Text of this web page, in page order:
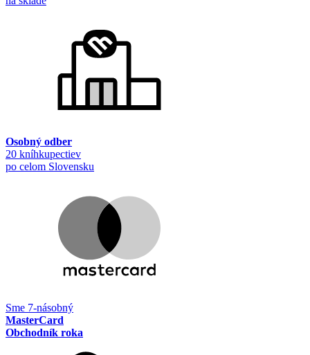
Osobný odber
20 kníhkupectiev
po celom Slovensku
Sme 7-násobný
MasterCard
Obchodník roka